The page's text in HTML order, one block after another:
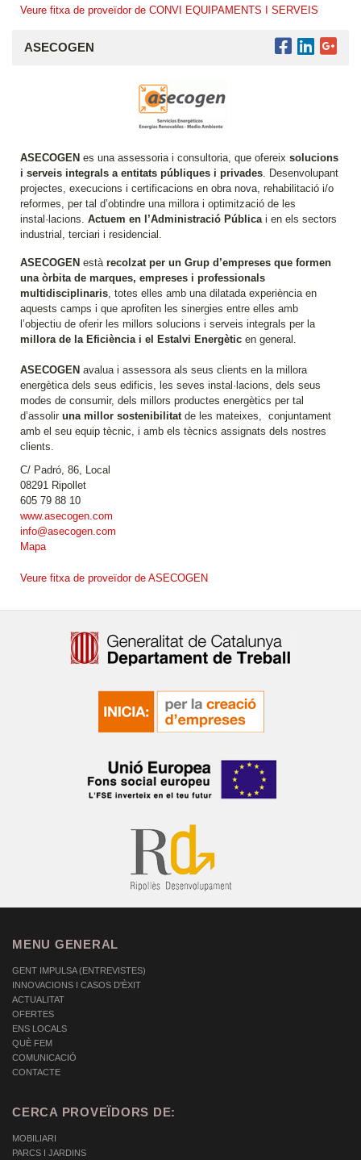
Veure fitxa de proveïdor de CONVI EQUIPAMENTS I SERVEIS
ASECOGEN
ASECOGEN es una assessoria i consultoria, que ofereix solucions
i serveis integrals a entitats públiques i privades. Desenvolupant
projectes, execucions i certificacions en obra nova, rehabilitació i/o
reformes, per tal d’obtindre una millora i optimització de les
instal·lacions. Actuem en l’Administració Públicai en els sectors
industrial, terciari i residencial.
ASECOGEN està recolzat per un Grup d’empreses que formen
una òrbita de marques, empreses i professionals
multidisciplinaris, totes elles amb una dilatada experiència en
aquests camps i que aprofiten les sinergies entre elles amb
l’objectiu de oferir les millors solucions i serveis integrals per la
millora de la Eficiència i el Estalvi Energètic en general.
ASECOGEN avalua i assessora als seus clients en la millora
energètica dels seus edificis, les seves instal·lacions, dels seus
modes de consumir, dels millors productes energètics per tal
d’assolir una millor sostenibilitat de les mateixes, conjuntament
amb el seu equip tècnic, i amb els tècnics assignats dels nostres
clients.
C/ Padró, 86, Local
08291 Ripollet
605 79 88 10
www.asecogen.com
info@asecogen.com
Mapa
Veure fitxa de proveïdor de ASECOGEN
MENU GENERAL
GENT IMPULSA (ENTREVISTES)
INNOVACIONS I CASOS D'ÈXIT
ACTUALITAT
OFERTES
ENS LOCALS
QUÈ FEM
COMUNICACIÓ
CONTACTE
CERCA PROVEÏDORS DE:
MOBILIARI
PARCS I JARDINS